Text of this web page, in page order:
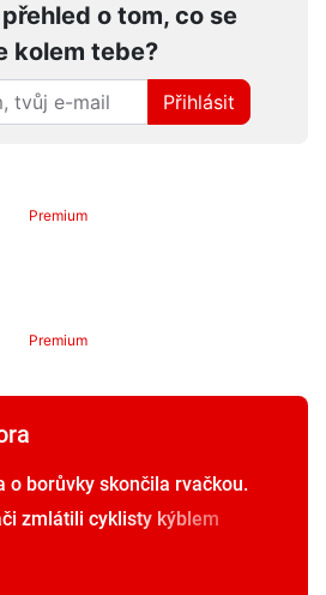
o tom, co se
kolem tebe?
Přihlásit
Premium
Premium
o borůvky skončila rvačkou.
zmlátili cyklisty kýblem